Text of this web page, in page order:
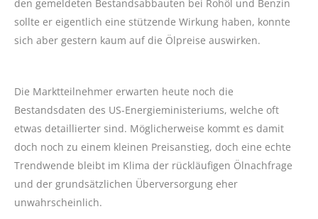
den gemeldeten Bestandsabbauten bei Rohöl und Benzin
sollte er eigentlich eine stützende Wirkung haben, konnte
sich aber gestern kaum auf die Ölpreise auswirken.
Die Marktteilnehmer erwarten heute noch die
Bestandsdaten des US-Energieministeriums, welche oft
etwas detaillierter sind. Möglicherweise kommt es damit
doch noch zu einem kleinen Preisanstieg, doch eine echte
Trendwende bleibt im Klima der rückläufigen Ölnachfrage
und der grundsätzlichen Überversorgung eher
unwahrscheinlich.